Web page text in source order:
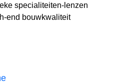
specialiteiten-lenzen
end bouwkwaliteit